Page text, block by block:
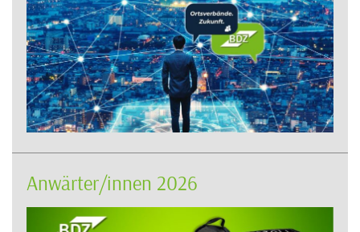
Anwärter/innen 2026